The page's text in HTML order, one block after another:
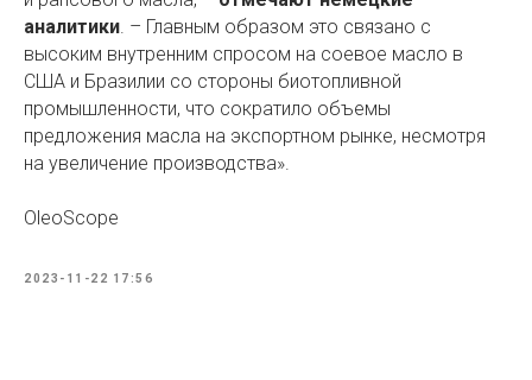
аналитики. – Главным образом это связано с
высоким внутренним спросом на соевое масло в
США и Бразилии со стороны биотопливной
промышленности, что сократило объемы
предложения масла на экспортном рынке, несмотря
на увеличение производства».
OleoScope
2023-11-22 17:56